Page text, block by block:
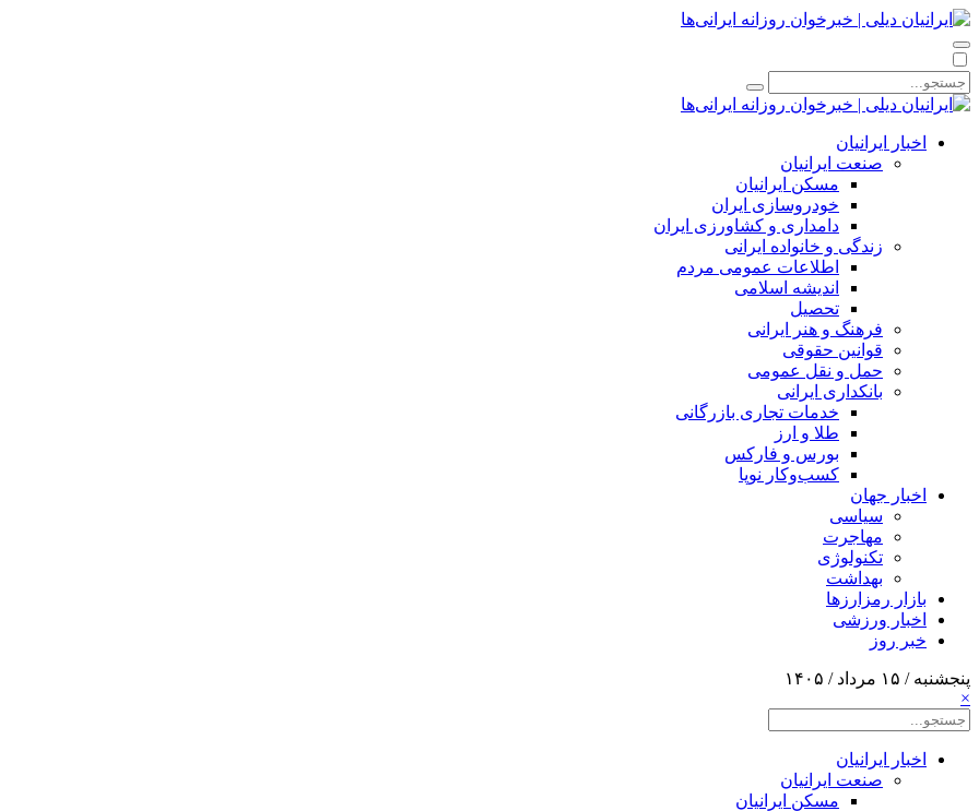
اخبار ایرانیان
صنعت ایرانیان
مسکن ایرانیان
خودروسازی ایران
دامداری و کشاورزی ایران
زندگی و خانواده ایرانی
اطلاعات عمومی مردم
اندیشه اسلامی
تحصیل
فرهنگ و هنر ایرانی
قوانین حقوقی
حمل و نقل عمومی
بانکداری ایرانی
خدمات تجاری بازرگانی
طلا و ارز
بورس و فارکس
کسب‌وکار نوپا
اخبار جهان
سیاسی
مهاجرت
تکنولوژی
بهداشت
بازار رمزارزها
اخبار ورزشی
خبر روز
پنجشنبه / ۱۵ مرداد / ۱۴۰۵
×
اخبار ایرانیان
صنعت ایرانیان
مسکن ایرانیان